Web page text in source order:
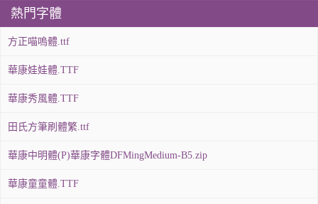
熱門字體
方正喵嗚體.ttf
華康娃娃體.TTF
華康秀風體.TTF
田氏方筆刷體繁.ttf
華康中明體(P)華康字體DFMingMedium-B5.zip
華康童童體.TTF